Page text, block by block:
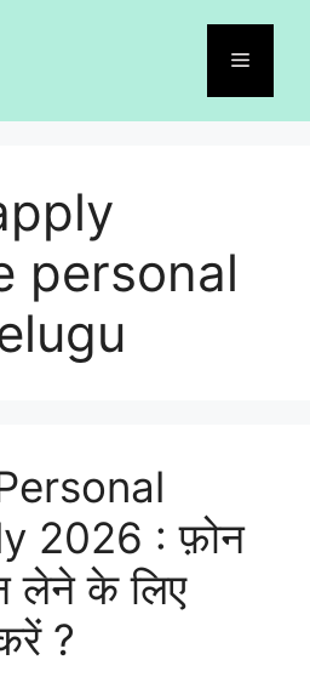
Menu
personal
2026 : फ़ोन
लेने के लिए
?